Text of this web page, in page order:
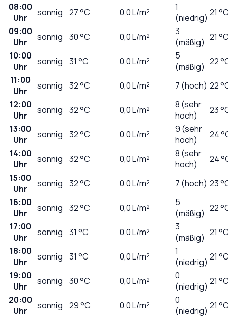
08:00
Uhr
sonnig 27°C 0,0L/m²
1
(niedrig) 21
09:00
Uhr
sonnig 30°C 0,0L/m²
3
(mäßig) 21
10:00
Uhr
sonnig 31 °C 0,0L/m²
5
(mäßig) 22
11:00
Uhr
sonnig 32°C 0,0L/m² 7 (hoch) 22
12:00
Uhr
sonnig 32°C 0,0L/m²
8 (sehr
hoch)
23
13:00
Uhr
sonnig 32°C 0,0L/m²
9 (sehr
hoch)
24
14:00
Uhr
sonnig 32°C 0,0L/m²
8 (sehr
hoch)
24
15:00
Uhr
sonnig 32°C 0,0L/m² 7 (hoch) 23
16:00
Uhr
sonnig 32°C 0,0L/m²
5
(mäßig) 22
17:00
Uhr
sonnig 31 °C 0,0L/m²
3
(mäßig) 21
18:00
Uhr
sonnig 31 °C 0,0L/m²
1
(niedrig) 21
19:00
Uhr
sonnig 30°C 0,0L/m²
0
(niedrig) 21
20:00
Uhr
sonnig 29°C 0,0L/m²
0
(niedrig) 21